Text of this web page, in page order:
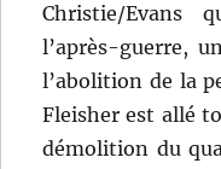
Christie/Evans
l’après-guerre,
l’abolition de la
Fleisher est allé
démolition du